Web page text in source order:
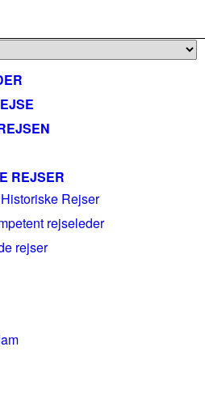
REJSER
Rejser
rejseleder
rejser